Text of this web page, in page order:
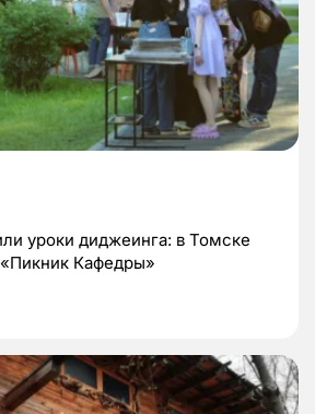
уроки диджеинга: в Томске
Кафедры»